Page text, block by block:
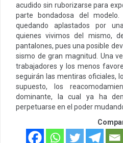
acudido sin ruborizarse para
parte bondadosa del
quedando aplastados por
quienes vivimos del mismo,
pantalones, pues una posible
sismo de gran magnitud. Una
trabajadores y los menos
seguirán las mentiras oficiales,
supuesto, los
dominante, la cual ya ha
perpetuarse en el poder